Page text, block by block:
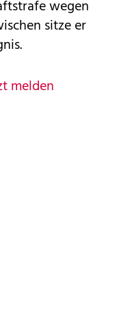
wegen
sitze er
melden